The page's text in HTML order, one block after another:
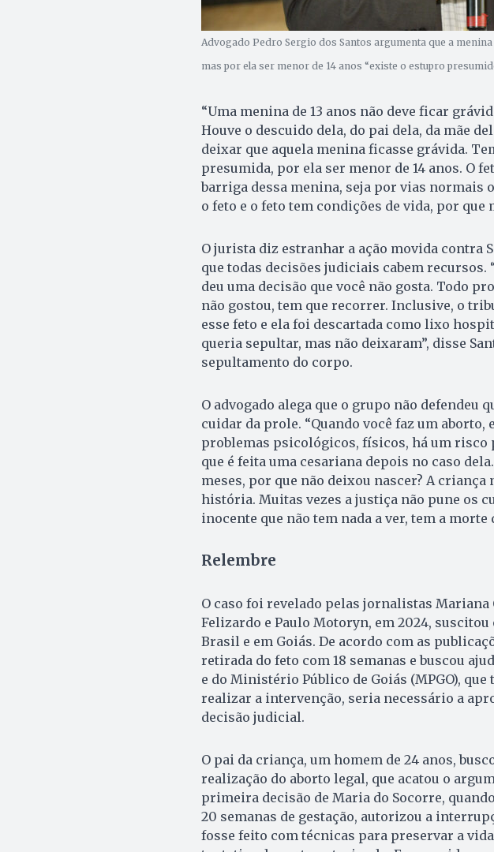
Advogado Pedro Sergio dos Santos argumenta que a
mas por ela ser menor de 14 anos “existe o estupro
“Uma menina de 13 anos não deve ficar
Houve o descuido dela, do pai dela, da mãe
deixar que aquela menina ficasse grávida.
presumida, por ela ser menor de 14 anos. O
barriga dessa menina, seja por vias normais
o feto e o feto tem condições de vida, por que
O jurista diz estranhar a ação movida contra
que todas decisões judiciais cabem recursos.
deu uma decisão que você não gosta. Todo
não gostou, tem que recorrer. Inclusive, o
esse feto e ela foi descartada como lixo
queria sepultar, mas não deixaram”, disse
sepultamento do corpo.
O advogado alega que o grupo não defendeu
cuidar da prole. “Quando você faz um
problemas psicológicos, físicos, há um risco
que é feita uma cesariana depois no caso
meses, por que não deixou nascer? A criança
história. Muitas vezes a justiça não pune os
inocente que não tem nada a ver, tem a morte
Relembre
O caso foi revelado pelas jornalistas Mariana
Felizardo e Paulo Motoryn, em 2024, suscitou
Brasil e em Goiás. De acordo com as
retirada do feto com 18 semanas e buscou
e do Ministério Público de Goiás (MPGO),
realizar a intervenção, seria necessário a
decisão judicial.
O pai da criança, um homem de 24 anos,
realização do aborto legal, que acatou o
primeira decisão de Maria do Socorre,
20 semanas de gestação, autorizou a
fosse feito com técnicas para preservar a